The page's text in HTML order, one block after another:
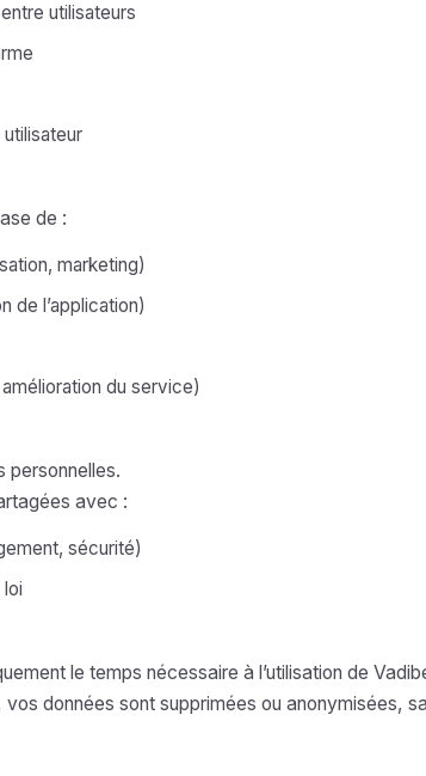
utilisateurs
de :
marketing)
de l’application)
du service)
personnelles.
avec :
sécurité)
le temps nécessaire à l’utilisation de
données sont supprimées ou anonymisées,